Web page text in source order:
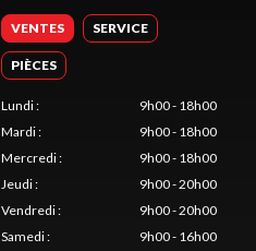
VENTES SERVICE
PIÈCES
Lundi:
9h00 - 18h00
Mardi:
9h00 - 18h00
Mercredi:
9h00 - 18h00
Jeudi:
9h00 - 20h00
Vendredi:
9h00 - 20h00
Samedi: 9h00 - 16h00